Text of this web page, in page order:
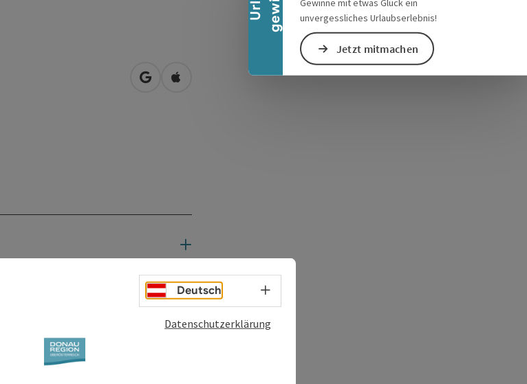
unvergessliches Urlaubserlebnis!
Jetzt mitmachen
in Google Maps öffnen
in Apple Maps öffnen
Deutsch Sprachwahl - Menü öffnen
Datenschutzerklärung